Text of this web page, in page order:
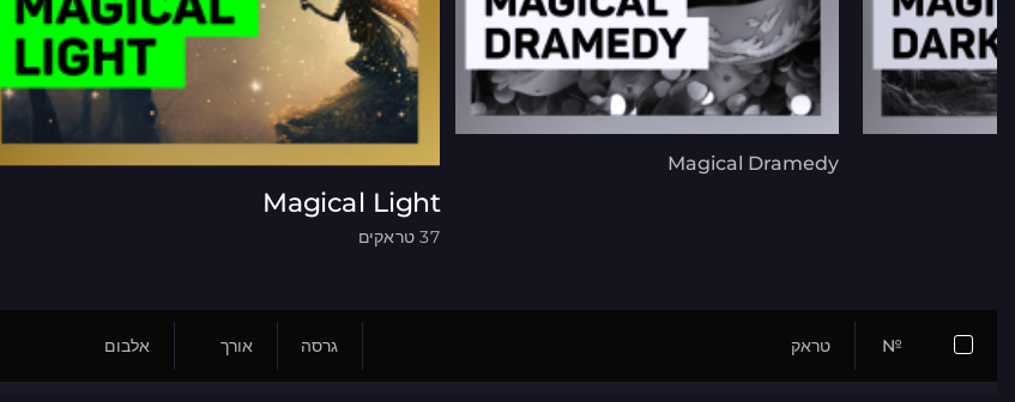
Magical Dramedy
Magical Light
37 טראקים
№ טראק גרסה אורך אלבום